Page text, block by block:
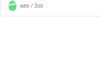
689 / 300